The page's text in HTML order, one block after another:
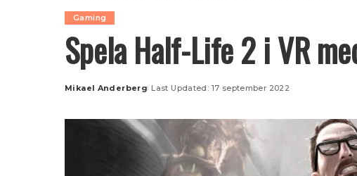
Gaming
Spela Half-Life 2 i VR
Posted
Mikael Anderberg Last Updated: 17 september 2022